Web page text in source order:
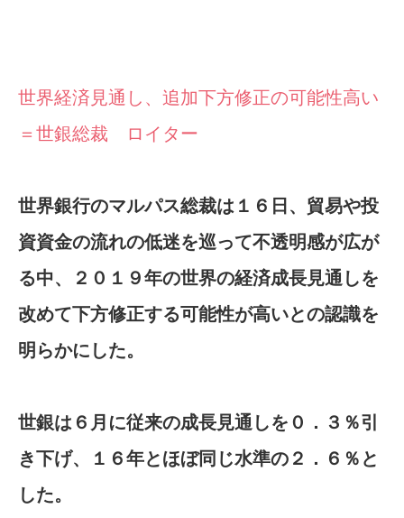
世界経済見通し、追加下方修正の可能性高い
＝世銀総裁 ロイター
世界銀行のマルパス総裁は１６日、貿易や投
資資金の流れの低迷を巡って不透明感が広が
る中、２０１９年の世界の経済成長見通しを
改めて下方修正する可能性が高いとの認識を
明らかにした。
世銀は６月に従来の成長見通しを０．３％引
き下げ、１６年とほぼ同じ水準の２．６％と
した。